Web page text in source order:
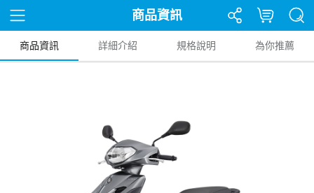
商品資訊
商品資訊 詳細介紹 規格說明 為你推薦